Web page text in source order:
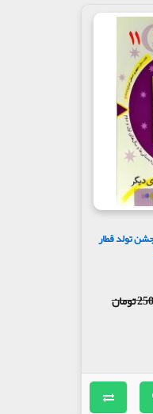
قصه 30 شب جلد 11 : جشن تولد قطار